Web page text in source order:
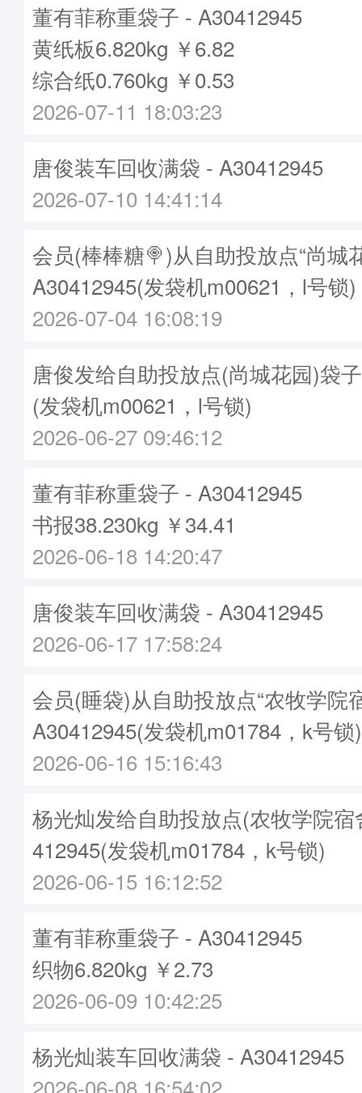
董有菲称重袋子 - A30412945
黄纸板6.820kg ￥6.82
综合纸0.760kg ￥0.53
2026-07-11 18:03:23
唐俊装车回收满袋 - A30412945
2026-07-10 14:41:14
会员(棒棒糖🍭)从自助投放点“尚城
A30412945(发袋机m00621，l号锁)
2026-07-04 16:08:19
唐俊发给自助投放点(尚城花园)袋
(发袋机m00621，l号锁)
2026-06-27 09:46:12
董有菲称重袋子 - A30412945
书报38.230kg ￥34.41
2026-06-18 14:20:47
唐俊装车回收满袋 - A30412945
2026-06-17 17:58:24
会员(睡袋)从自助投放点“农牧学院
A30412945(发袋机m01784，k号锁)
2026-06-16 15:16:43
杨光灿发给自助投放点(农牧学院
412945(发袋机m01784，k号锁)
2026-06-15 16:12:52
董有菲称重袋子 - A30412945
织物6.820kg ￥2.73
2026-06-09 10:42:25
杨光灿装车回收满袋 - A30412945
2026-06-08 16:54:02